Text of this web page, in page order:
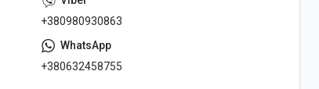
+380980930863
+380632458755